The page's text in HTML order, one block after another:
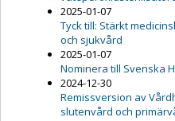
2025-01-07
Tyck till: Stärkt
och sjukvård
2025-01-07
Nominera till Svenska
2024-12-30
Remissversion av
slutenvård och